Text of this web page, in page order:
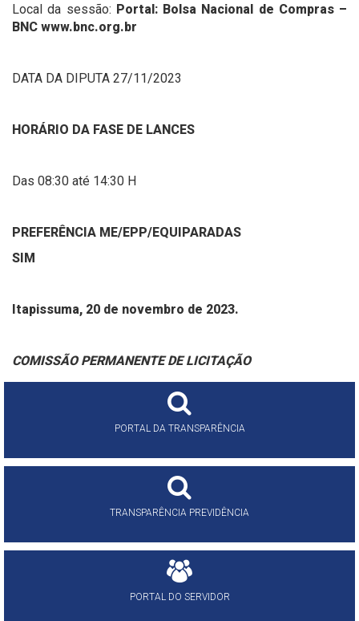
Local da sessão: Portal: Bolsa Nacional de Compras –
BNC www.bnc.org.br
DATA DA DIPUTA 27/11/2023
HORÁRIO DA FASE DE LANCES
Das 08:30 até 14:30 H
PREFERÊNCIA ME/EPP/EQUIPARADAS
SIM
Itapissuma, 20 de novembro de 2023.
COMISSÃO PERMANENTE DE LICITAÇÃO
PORTAL DA TRANSPARÊNCIA
TRANSPARÊNCIA PREVIDÊNCIA
PORTAL DO SERVIDOR